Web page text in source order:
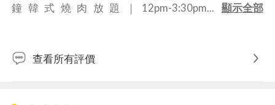
鐘韓式燒肉
查看所有評價